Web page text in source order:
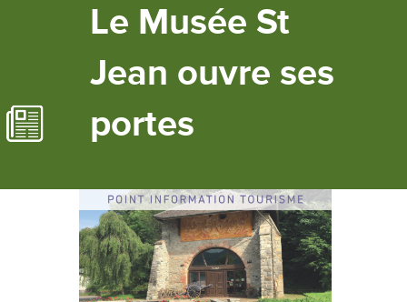
Le Musée St
Jean ouvre ses
portes